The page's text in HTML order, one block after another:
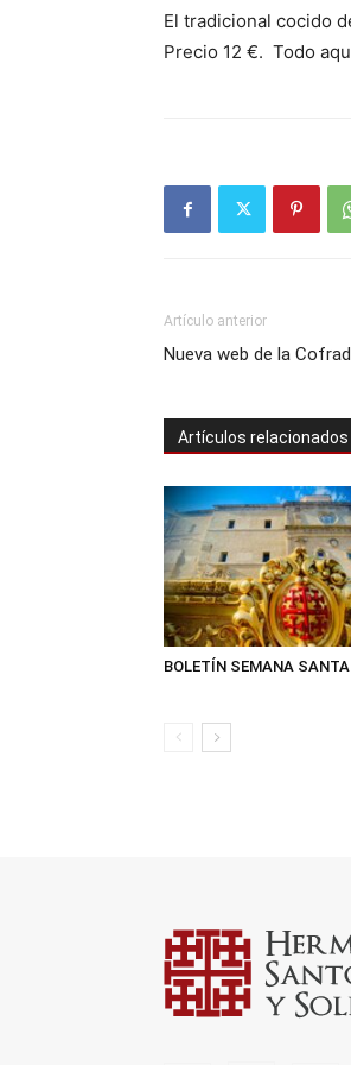
El tradicional cocido
Precio 12 €. Todo
Artículo anterior
Nueva web de la
Artículos relacionados
BOLETÍN SEMANA